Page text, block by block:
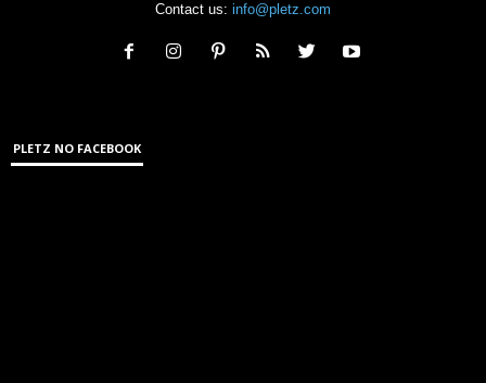
Contact us: info@pletz.com
PLETZ NO FACEBOOK